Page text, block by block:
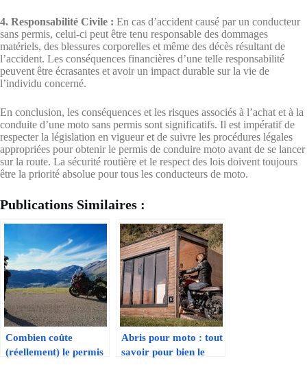
4. Responsabilité Civile : En cas d’accident causé par un conducteur
sans permis, celui-ci peut être tenu responsable des dommages
matériels, des blessures corporelles et même des décès résultant de
l’accident. Les conséquences financières d’une telle responsabilité
peuvent être écrasantes et avoir un impact durable sur la vie de
l’individu concerné.
En conclusion, les conséquences et les risques associés à l’achat et à la
conduite d’une moto sans permis sont significatifs. Il est impératif de
respecter la législation en vigueur et de suivre les procédures légales
appropriées pour obtenir le permis de conduire moto avant de se lancer
sur la route. La sécurité routière et le respect des lois doivent toujours
être la priorité absolue pour tous les conducteurs de moto.
Publications Similaires :
Combien coûte
(réellement) le permis
Abris pour moto : tout
savoir pour bien le